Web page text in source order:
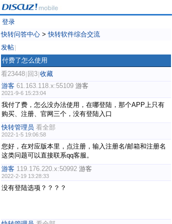
登录
快转问答中心 >快转软件综合交流
发帖
付费了怎么使用
看23448 回3 收藏
游客 61.163.118.x:55109 游客
2021-9-6 15:23:04
我付了费，怎么没办法使用，在哪登陆，那个APP上只有
购买、注册、官网三个，没有登陆入口
快转管理员 看全部
2022-1-5 19:06:58
您好，在对应版本里，点注册，输入注册名/邮箱和注册名
这类问题可以直接联系qq客服。
游客 119.176.220.x:50992 游客
2022-2-19 13:28:33
没有登陆选项？？？？